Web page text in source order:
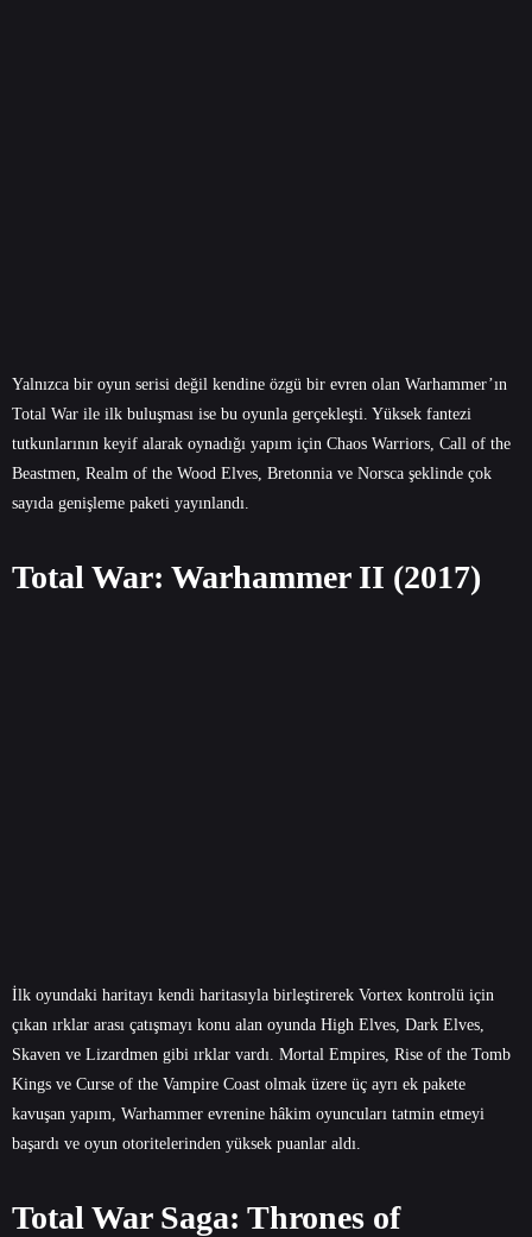
Yalnızca bir oyun serisi değil kendine özgü bir evren olan Warhammer’ın
Total War ile ilk buluşması ise bu oyunla gerçekleşti. Yüksek fantezi
tutkunlarının keyif alarak oynadığı yapım için Chaos Warriors, Call of the
Beastmen, Realm of the Wood Elves, Bretonnia ve Norsca şeklinde çok
sayıda genişleme paketi yayınlandı.
Total War: Warhammer II (2017)
İlk oyundaki haritayı kendi haritasıyla birleştirerek Vortex kontrolü için
çıkan ırklar arası çatışmayı konu alan oyunda High Elves, Dark Elves,
Skaven ve Lizardmen gibi ırklar vardı. Mortal Empires, Rise of the Tomb
Kings ve Curse of the Vampire Coast olmak üzere üç ayrı ek pakete
kavuşan yapım, Warhammer evrenine hâkim oyuncuları tatmin etmeyi
başardı ve oyun otoritelerinden yüksek puanlar aldı.
Total War Saga: Thrones of